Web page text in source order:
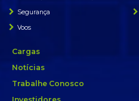
Segurança
Voos
Cargas
Notícias
Trabalhe Conosco